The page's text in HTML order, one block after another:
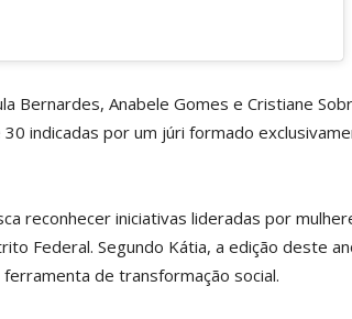
Bernardes, Anabele Gomes e Cristiane
indicadas por um júri formado
reconhecer iniciativas lideradas por
Federal. Segundo Kátia, a edição deste
de transformação social.